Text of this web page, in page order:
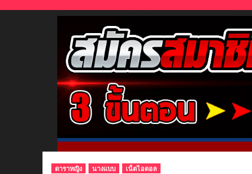
ดาราหญิง นางแบบ เน็ตไอดอล